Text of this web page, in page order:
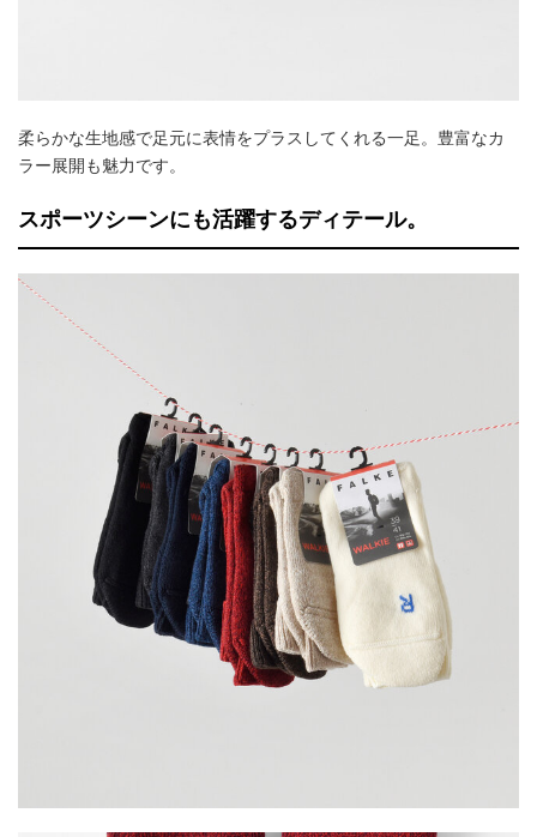
柔らかな生地感で足元に表情をプラスしてくれる一足。豊富なカ
ラー展開も魅力です。
スポーツシーンにも活躍するディテール。